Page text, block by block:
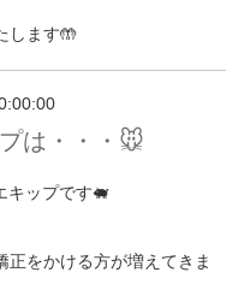
します🤲
は・・・🐭
キップです🐖
をかける方が増えてきま